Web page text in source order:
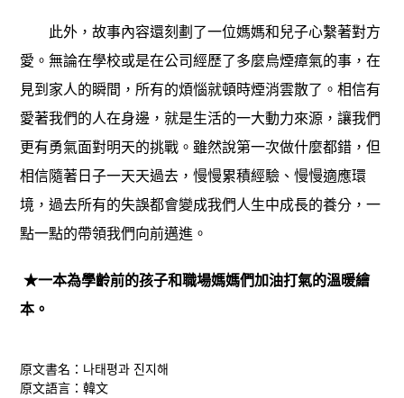
此外，故事內容還刻劃了一位媽媽和兒子心繫著對方
愛。無論在學校或是在公司經歷了多麼烏煙瘴氣的事，在
見到家人的瞬間，所有的煩惱就頓時煙消雲散了。相信有
愛著我們的人在身邊，就是生活的一大動力來源，讓我們
更有勇氣面對明天的挑戰。雖然說第一次做什麼都錯，但
相信隨著日子一天天過去，慢慢累積經驗、慢慢適應環
境，過去所有的失誤都會變成我們人生中成長的養分，一
點一點的帶領我們向前邁進。
★一本為學齡前的孩子和職場媽媽們加油打氣的溫暖繪
本。
原文書名：나태평과 진지해
原文語言：韓文